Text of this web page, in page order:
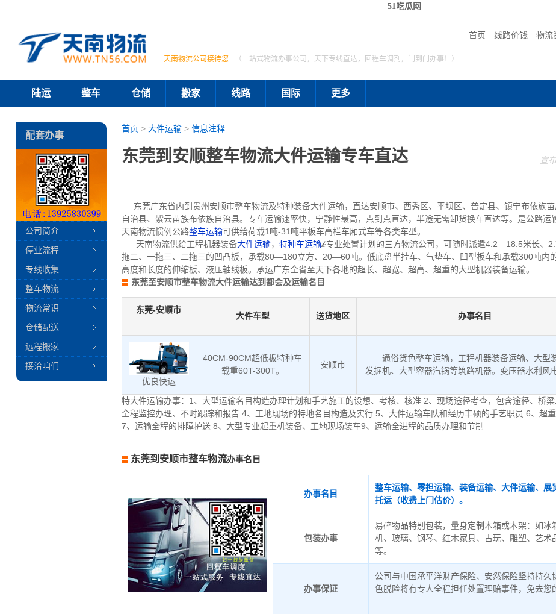
51吃瓜网
首页 线路价钱 物流
天南物流公司接待您 （一站式物流办事公司，天下专线直达，回程车调剂，门到门办事！）
陆运 整车 仓储 搬家 线路 国际 更多
首页 > 大件运输> 信息注释
东莞到安顺整车物流大件运输专车直达 宣
东莞广东省内到贵州安顺市整车物流及特种装备大件运输，直达安顺市、西秀区、平坝区、普定县、镇宁布依族
自治县、紫云苗族布依族自治县。专车运输速率快，宁静性最高，点到点直达，半途无需卸货换车直达等。是公路运
天南物流惯例公路整车运输可供给荷载1吨-31吨平板车高栏车厢式车等各类车型。
天南物流供给工程机器装备大件运输， 特种车运输𝓀专业处置计划的三方物流公司，可随时派遣4.2—18.5米长、
拖二、一拖三、二拖三的凹凸板，承载80—180立方、20—60吨。低底盘半挂车、气垫车、凹型板车和承载300吨内
高度和长度的伸缩板、液压轴线板。承运广东全省至天下各地的超长、超宽、超高、超重的大型机器装备运输。
东莞至安顺市整车物流大件运输达到都会及运输名目
东莞-安顺市
大件车型 送货地区 办事名目
优良快运
40CM-90CM超低板特种车
载重60T-300T。
安顺市
通俗货色整车运输，工程机器装备运输、大型
发掘机、大型容器汽锅等筑路机器。变压器水利风
特大件运输办事：1、大型运输名目构造办理计划和手艺施工的设想、考核、核准 2、现场途径考查，包含途径、桥
全程监控办理、不时跟踪和报告 4、工地现场的特地名目构造及实行 5、大件运输车队和经历丰硕的手艺职员 6、超
7、运输全程的排障护送 8、大型专业起重机装备、工地现场装车9、运输全进程的品质办理和节制
东莞到安顺市整车物流办事名目
办事名目
整车运输、零担运输、装备运输、大件运输、展
托运（收费上门估价）。
包装办事
易碎物品特别包装，量身定制木箱或木架：如冰
机、玻璃、钢琴、红木家具、古玩、雕塑、艺术
等。
办事保证
公司与中国承平洋财产保险、安然保险坚持持久
色脱险将有专人全程担任处置理赔事件，免去您
配套办事
公司简介
停业流程
专线收集
整车物流
物流常识
仓储配送
远程搬家
接洽咱们